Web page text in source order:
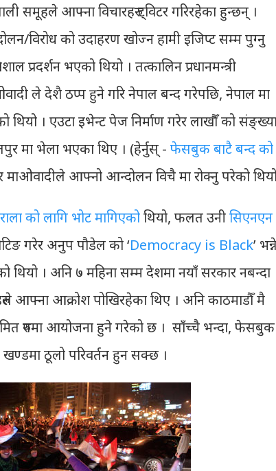
समूहले आफ्ना विचारहरु ट्विटर गरिरहेका हुन्छन् ।
विरोध को उदाहरण खोज्न हामी इजिप्ट सम्म पुग्नु
प्रदर्शन भएको थियो । तत्कालिन प्रधानमन्त्री
ले देशै ठप्प हुने गरि नेपाल बन्द गरेपछि, नेपाल मा
थियो । एउटा इभेन्ट पेज निर्माण गरेर लाखौँ को
मा भेला भएका थिए । (हेर्नुस् - फेसबुक बाटै बन्द को
माओवादीले आफ्नो आन्दोलन विचै मा रोक्नु परेको
को लागि भोट मागिएकोथियो, फलत उनीसिएनएन
गरेर अनुप पौडेल को ‘Democracy is Black’
थियो । अनि ७ महिना सम्म देशमा नयाँ सरकार नबन्दा
आफ्ना आक्रोश पोखिरहेका थिए । अनि काठमाडौँ मै
रुपमा आयोजना हुने गरेको छ । साँच्चै भन्दा,
खण्डमा ठूलो परिवर्तन हुन सक्छ ।